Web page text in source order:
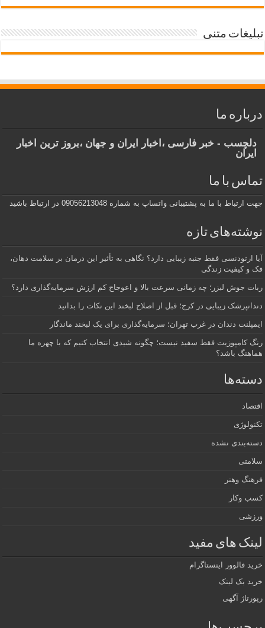
تبلیغات متنی
درباره ما
دلچسب - خبر فارسی ،اخبار ایران و جهان ،بروز ترین اخبار
ایران
تماس با ما
جهت ارتباط با ما به پشتیبانی واتساپ به شماره 09056213048 در ارتباط باشید
نوشته‌های تازه
آیا ارتودنسی فقط جنبه زیبایی دارد؟ نگاهی به تأثیر این درمان بر سلامت دهان،
فک و کیفیت زندگی
ربات جوش لیزر؛ چه زمانی سرعت بالا و اعوجاج کم ارزش سرمایه‌گذاری دارد؟
دندانپزشک زیبایی در کرج؛ قبل از اصلاح لبخند این نکات را بدانید
ایمپلنت دندان در غرب تهران؛ سرمایه‌گذاری برای یک لبخند ماندگار
رنگ کامپوزیت فقط سفید نیست؛ چگونه شیدی انتخاب کنیم که با چهره ما
هماهنگ باشد؟
دسته‌ها
اقتصاد
تکنولوژی
دسته‌بندی نشده
سلامتی
فرهنگ وهنر
کسب وکار
ورزشی
لینک های مفید
خرید فالوور اینستاگرام
خرید بک لینک
رپورتاژ آگهی